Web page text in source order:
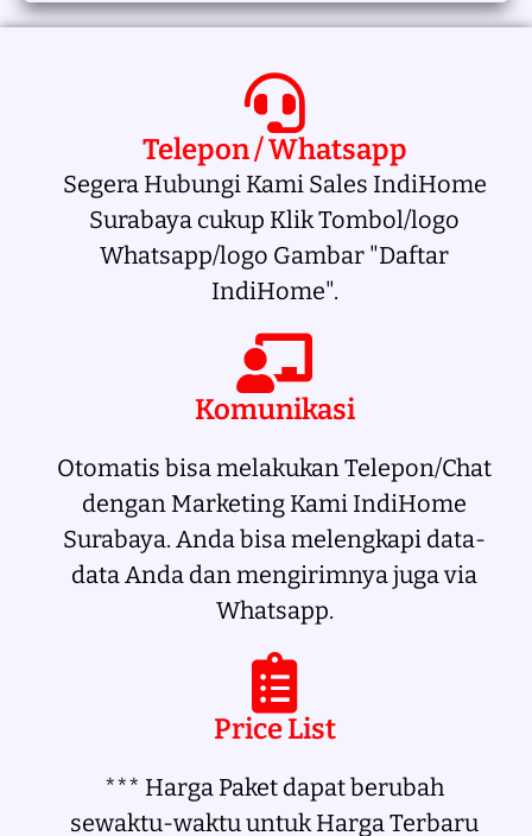
Telepon / Whatsapp
Segera Hubungi Kami Sales IndiHome
Surabaya cukup Klik Tombol/logo
Whatsapp/logo Gambar "Daftar
IndiHome".
Komunikasi
Otomatis bisa melakukan Telepon/Chat
dengan Marketing Kami IndiHome
Surabaya. Anda bisa melengkapi data-
data Anda dan mengirimnya juga via
Whatsapp.
Price List
*** Harga Paket dapat berubah
sewaktu-waktu untuk Harga Terbaru